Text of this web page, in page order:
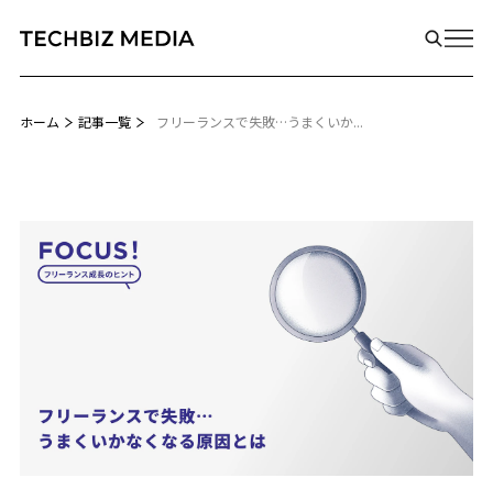
ホーム 記事一覧 フリーランスで失敗…うまくいか...